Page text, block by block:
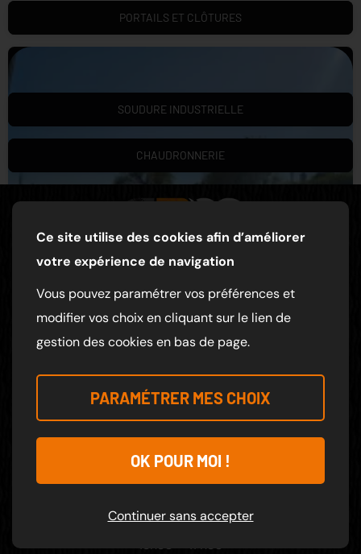
PORTAILS ET CLÔTURES
TRAVAUX PUBLICS ET AGRICOLES
SOUDURE INDUSTRIELLE
CHAUDRONNERIE
NOS COORDONNÉES
6 RTE LA TOURLANDRY COSSE D'ANJOU
49120 CHEMILLE-EN-ANJOU
07 66 68 75 77
HORAIRES
8h00 – 12h00
13h30 – 17h30
Ce site utilise des cookies afin d’améliorer
votre expérience de navigation
Vous pouvez paramétrer vos préférences et
modifier vos choix en cliquant sur le lien de
gestion des cookies en bas de page.
PARAMÉTRER MES CHOIX
OK POUR MOI !
Continuer sans accepter